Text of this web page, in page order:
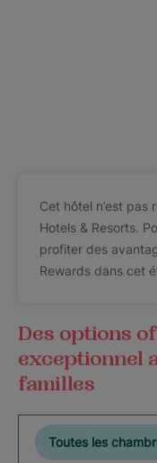
Cet hôtel n’est pas
Hotels & Resorts.
profiter des
Rewards dans cet
Des options
exceptionnel
familles
Toutes les